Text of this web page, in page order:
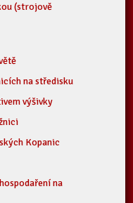
(strojově
na středisku
výšivky
Kopanic
na